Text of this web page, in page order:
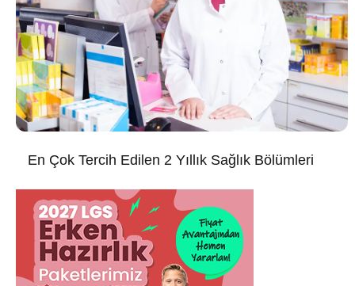
En Çok Tercih Edilen 2 Yıllık Sağlık Bölümleri